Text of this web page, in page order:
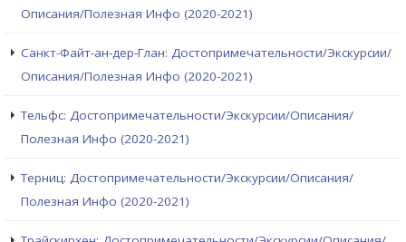
Описания/Полезная Инфо (2020-2021)
Санкт-Файт-ан-дер-Глан: Достопримечательности/Экскурсии/
Описания/Полезная Инфо (2020-2021)
Тельфс: Достопримечательности/Экскурсии/Описания/
Полезная Инфо (2020-2021)
Терниц: Достопримечательности/Экскурсии/Описания/
Полезная Инфо (2020-2021)